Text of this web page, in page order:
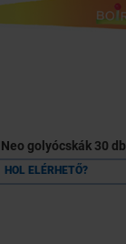
golyócskák 30 db
HOL ELÉRHETŐ?